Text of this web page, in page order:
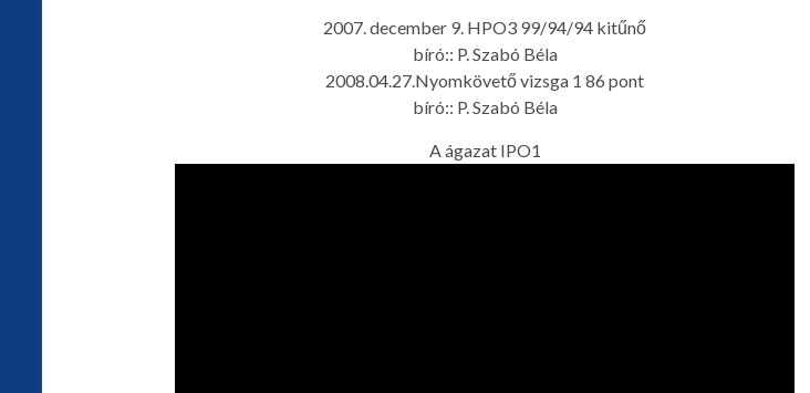
2007. december 9. HPO3 99/94/94 kitűnő
bíró:: P. Szabó Béla
2008.04.27.Nyomkövető vizsga 1 86 pont
bíró:: P. Szabó Béla
A ágazat IPO1